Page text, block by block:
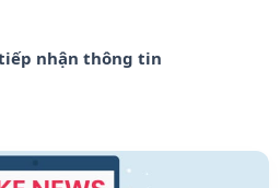
nhận thông tin